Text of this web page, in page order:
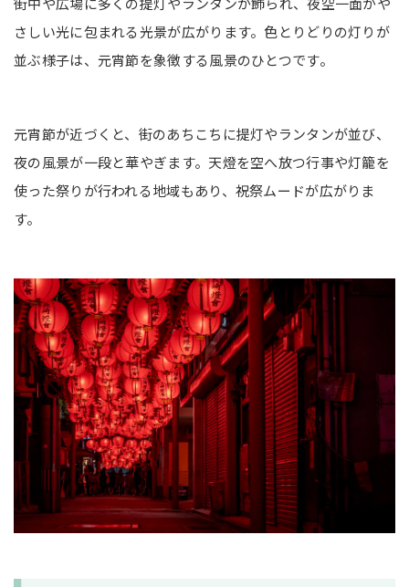
さしい光に包まれる光景が広がります。色とりどりの灯りが
並ぶ様子は、元宵節を象徴する風景のひとつです。
元宵節が近づくと、街のあちこちに提灯やランタンが並び、
夜の風景が一段と華やぎます。天燈を空へ放つ行事や灯籠を
使った祭りが行われる地域もあり、祝祭ムードが広がりま
す。